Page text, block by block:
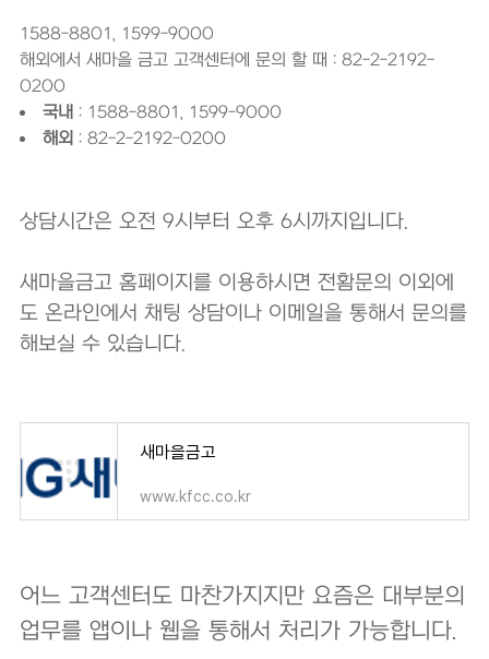
1588-8801, 1599-9000
해외에서 새마을 금고 고객센터에 문의 할 때 : 82-2-2192-
0200
국내 : 1588-8801, 1599-9000
해외 : 82-2-2192-0200
상담시간은 오전 9시부터 오후 6시까지입니다.
새마을금고 홈페이지를 이용하시면 전홤문의 이외에
도 온라인에서 채팅 상담이나 이메일을 통해서 문의를
해보실 수 있습니다.
새마을금고
www.kfcc.co.kr
어느 고객센터도 마찬가지지만 요즘은 대부분의
업무를 앱이나 웹을 통해서 처리가 가능합니다.